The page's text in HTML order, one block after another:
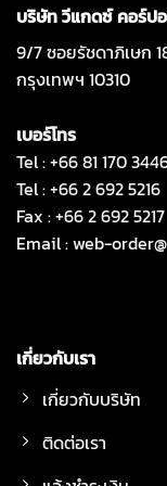
บริษัท วีแกดซ์ คอร์ป
9/7 ซอยรัชดาภิเษก
กรุงเทพฯ 10310
เบอร์โทร
Tel : +66 81 170
Tel : +66 2 692 5216
Fax : +66 2 692 5217
Email :web-
เกี่ยวกับเรา
เกี่ยวกับบริษัท
ติดต่อเรา